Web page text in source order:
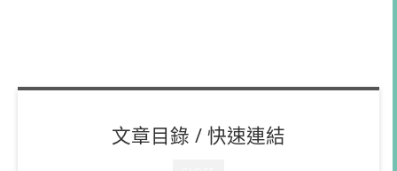
文章目錄 / 快速連結